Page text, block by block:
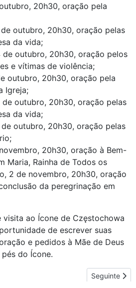
20h30, oração pela
outubro, 20h30, oração pelas
da vida;
de outubro, 20h30, oração pelos
e vítimas de violência;
outubro, 20h30, oração pela
Igreja;
de outubro, 20h30, oração pelas
da vida;
outubro, 20h30, oração pelas
20h30, oração à Bem-
Maria, Rainha de Todos os
2 de novembro, 20h30, oração
da peregrinação em
visita ao Ícone de Częstochowa
de escrever suas
e pedidos à Mãe de Deus
do Ícone.
de Częstochowa, em seu ícone
Artigo
Seguinte